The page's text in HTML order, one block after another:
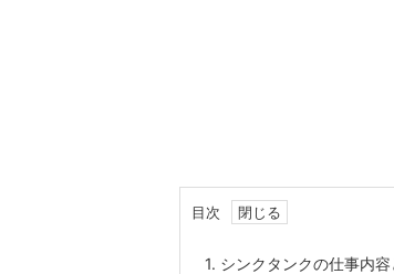
目次
1. シンクタンクの仕事内容